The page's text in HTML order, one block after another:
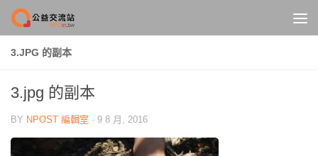
Skip to content
3.JPG 的副本
3.jpg 的副本
BY NPOST 編輯室 · 9 8 月, 2016